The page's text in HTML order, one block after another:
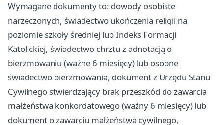
Wymagane dokumenty to: dowody osobiste
narzeczonych, świadectwo ukończenia religii na
poziomie szkoły średniej lub Indeks Formacji
Katolickiej, świadectwo chrztu z adnotacją o
bierzmowaniu (ważne 6 miesięcy) lub osobne
świadectwo bierzmowania, dokument z Urzędu Stanu
Cywilnego stwierdzający brak przeszkód do zawarcia
małżeństwa konkordatowego (ważny 6 miesięcy) lub
dokument o zawarciu małżeństwa cywilnego,